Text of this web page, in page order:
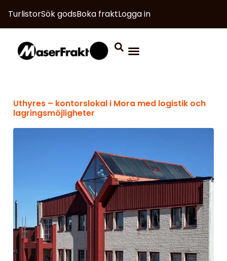
TurlistorSök godsBoka fraktLogga in
Uthyres – kontorslokal i Mora med logistik och
lagringsmöjligheter